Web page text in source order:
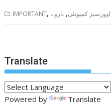
IMPORTANT, اوورسیز کمیونٹی, ناروے
Translate
Powered by Translate